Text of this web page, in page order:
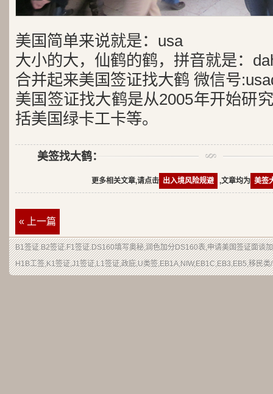
美国简单来说就是：usa
大小的大，仙鹤的鹤，拼音就是：
合并起来美国签证找大鹤 微信号
美国签证找大鹤是从2005年开始研
括美国绿卡工卡等。
美签找大鹤：
更多相关文章,请点击 出入境风险规避 ,文章均为 美签
« 上一篇
B1签证.B2签证.F1签证.DS160填写奥秘,润色加分DS160表,申请美国签证面谈
H1B工签,K1签证,J1签证,L1签证,政庇,U类签,EB1A,NIW,EB1C,EB3,EB5,移民